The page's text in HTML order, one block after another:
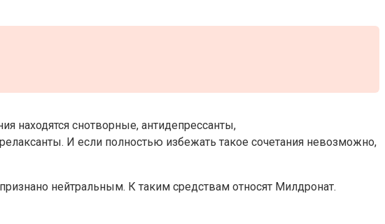
находятся снотворные, антидепрессанты,
И если полностью избежать такое сочетания невозможно,
нейтральным. К таким средствам относят Милдронат.